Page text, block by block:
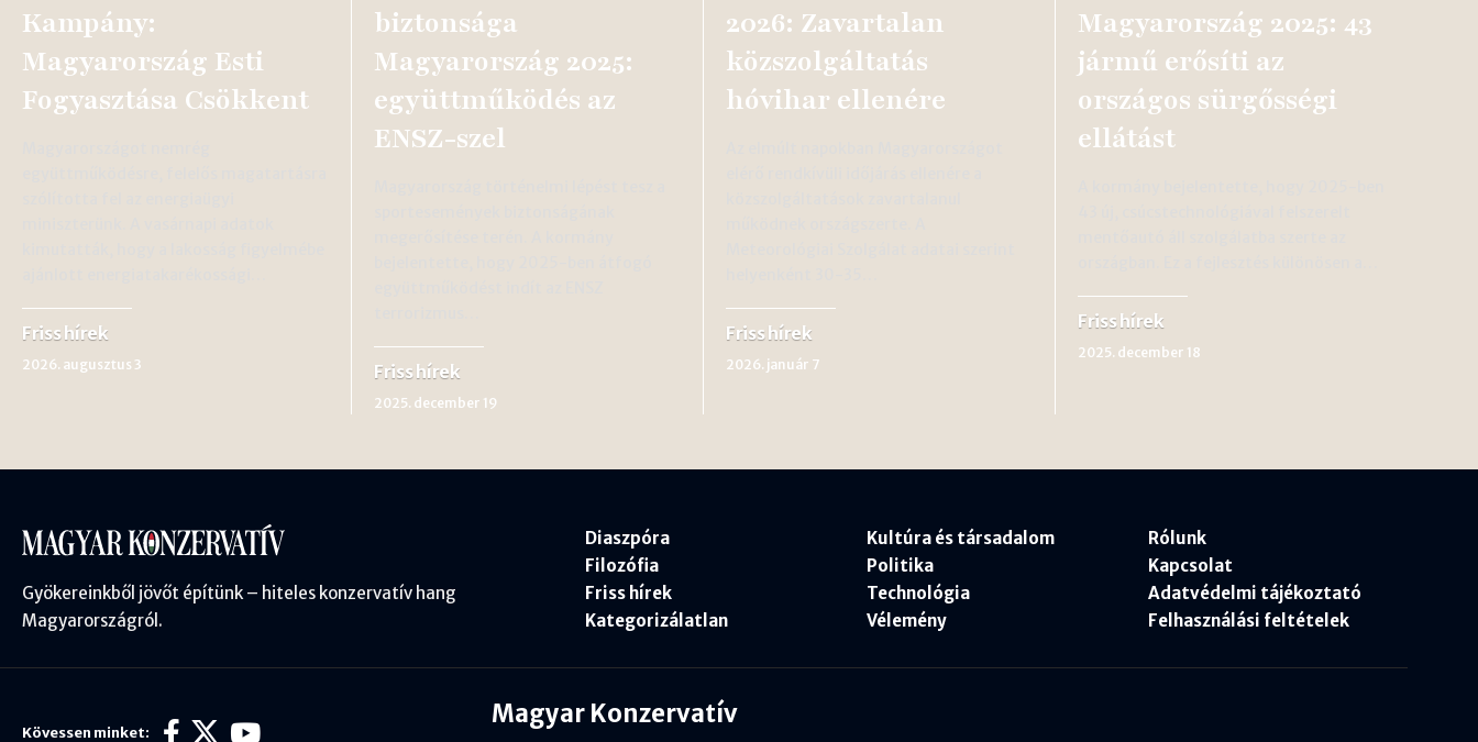
Kampány:
Magyarország Esti
Fogyasztása Csökkent
Friss hírek
2026. augusztus 3
biztonsága
Magyarország 2025:
együttműködés az
ENSZ-szel
Friss hírek
2025. december 19
2026: Zavartalan
közszolgáltatás
hóvihar ellenére
Friss hírek
2026. január 7
Magyarország 2025: 43
jármű erősíti az
országos sürgősségi
ellátást
Friss hírek
2025. december 18
Gyökereinkből jövőt építünk – hiteles konzervatív hang
Magyarországról.
Diaszpóra
Filozófia
Friss hírek
Kategorizálatlan
Kultúra és társadalom
Politika
Technológia
Vélemény
Rólunk
Kapcsolat
Adatvédelmi tájékoztató
Felhasználási feltételek
Kövessen minket:
Magyar Konzervatív